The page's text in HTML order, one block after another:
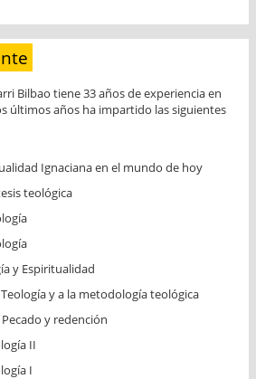
Bilbao tiene 33 años de experiencia en
últimos años ha impartido las siguientes
Ignaciana en el mundo de hoy
teológica
y Espiritualidad
y a la metodología teológica
y redención
II
I